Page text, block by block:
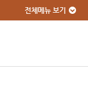
전체메뉴 보기